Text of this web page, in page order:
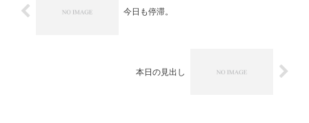
今日も停滞。
本日の見出し